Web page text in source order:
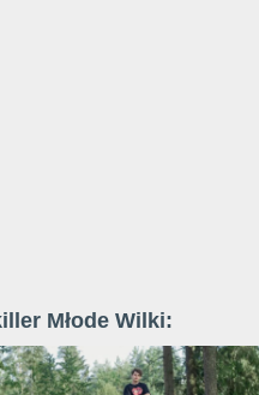
Młode Wilki: